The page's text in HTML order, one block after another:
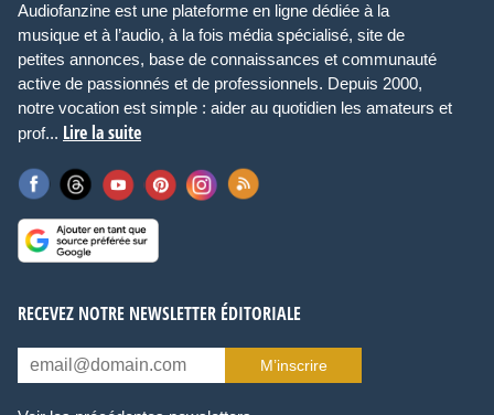
Audiofanzine est une plateforme en ligne dédiée à la
musique et à l’audio, à la fois média spécialisé, site de
petites annonces, base de connaissances et communauté
active de passionnés et de professionnels. Depuis 2000,
notre vocation est simple : aider au quotidien les amateurs et
prof... Lire la suite
RECEVEZ NOTRE NEWSLETTER ÉDITORIALE
M’inscrire